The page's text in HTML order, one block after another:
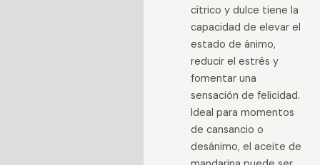
cítrico y dulce tiene la
capacidad de elevar el
estado de ánimo,
reducir el estrés y
fomentar una
sensación de felicidad.
Ideal para momentos
de cansancio o
desánimo, el aceite de